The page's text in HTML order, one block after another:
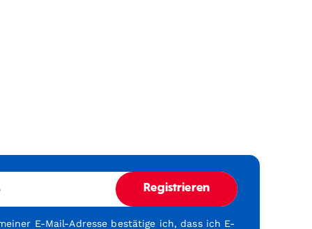
Registrieren
E-Mail-Adresse bestätige ich, dass ich E-